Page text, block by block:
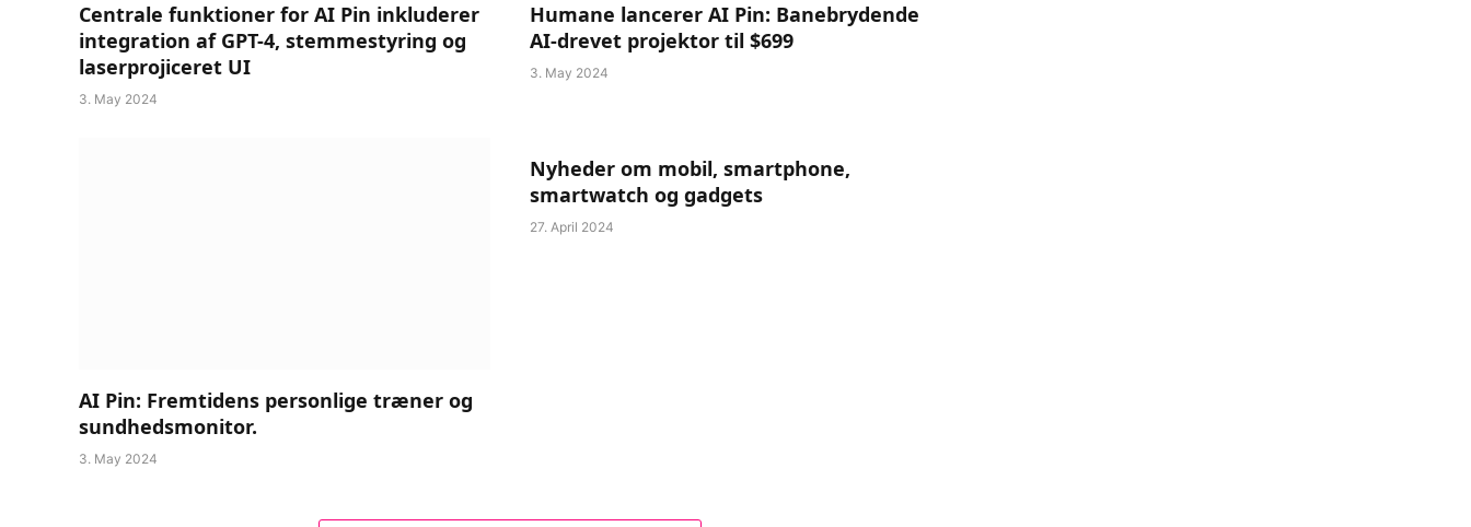
Centrale funktioner for AI Pin inkluderer
integration af GPT-4, stemmestyring og
laserprojiceret UI
3. May 2024
Humane lancerer AI Pin: Banebrydende
AI-drevet projektor til $699
3. May 2024
AI Pin: Fremtidens personlige træner og
sundhedsmonitor.
3. May 2024
Nyheder om mobil, smartphone,
smartwatch og gadgets
27. April 2024